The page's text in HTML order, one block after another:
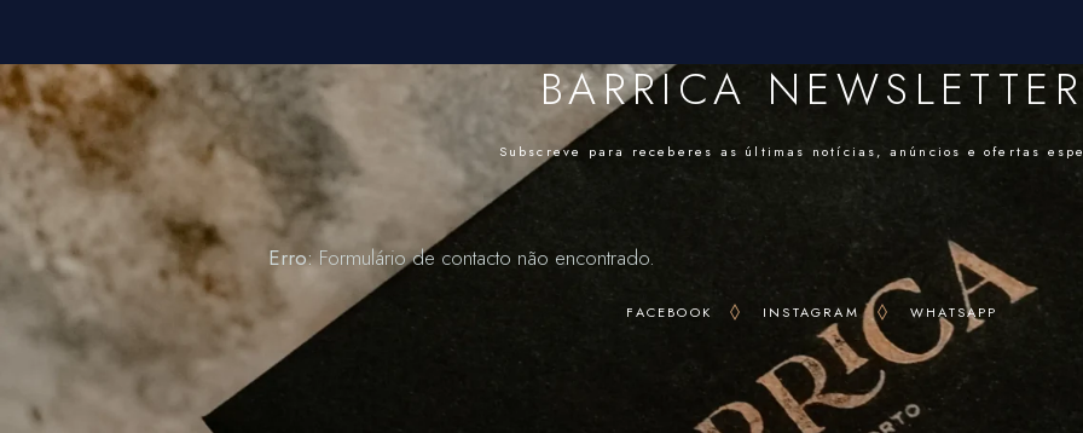
BARRICA
Subscreve para receberes as últimas notícias, anúncios e ofertas
Erro:Formulário de contacto não encontrado.
FACEBOOK INSTAGRAM WHATSAPP